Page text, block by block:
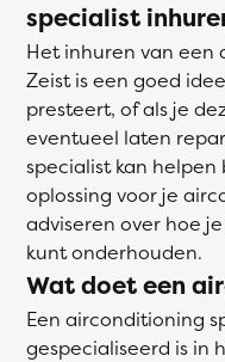
specialist
Het inhuren van een
Zeist is een goed
presteert, of als je
eventueel laten
specialist kan
oplossing voor je
adviseren over hoe
kunt onderhouden.
Wat doet een
Een airconditioning
gespecialiseerd is in